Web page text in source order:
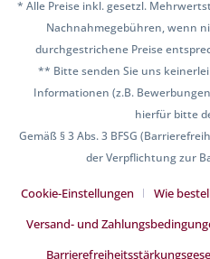
* Alle Preise inkl. gesetzl.
Nachnahmegebühren, wenn
durchgestrichene Preise
** Bitte senden Sie uns
Informationen (z.B.
hierfür bitte
Gemäß § 3 Abs. 3 BFSG
der Verpflichtung zur
Cookie-Einstellungen Wie
Versand- und